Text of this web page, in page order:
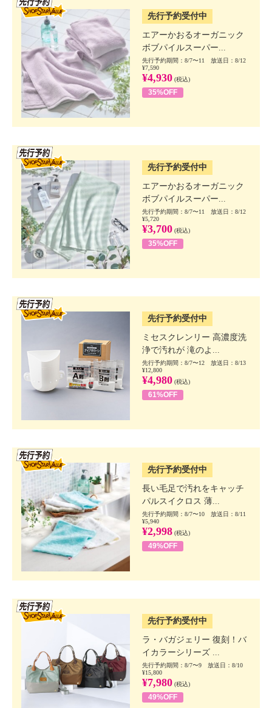
先行予約受付中
エアーかおるオーガニック
ボブパイルスーパー...
先行予約期間：8/7〜11 放送日：8/12
¥7,590
¥4,930 (税込)
35%OFF
先行予約受付中
エアーかおるオーガニック
ボブパイルスーパー...
先行予約期間：8/7〜11 放送日：8/12
¥5,720
¥3,700 (税込)
35%OFF
先行予約受付中
ミセスクレンリー 高濃度洗
浄で汚れが 滝のよ...
先行予約期間：8/7〜12 放送日：8/13
¥12,800
¥4,980 (税込)
61%OFF
先行予約受付中
長い毛足で汚れをキャッチ
パルスイクロス 薄...
先行予約期間：8/7〜10 放送日：8/11
¥5,940
¥2,998 (税込)
49%OFF
先行予約受付中
ラ・バガジェリー 復刻！バ
イカラーシリーズ ...
先行予約期間：8/7〜9 放送日：8/10
¥15,800
¥7,980 (税込)
49%OFF